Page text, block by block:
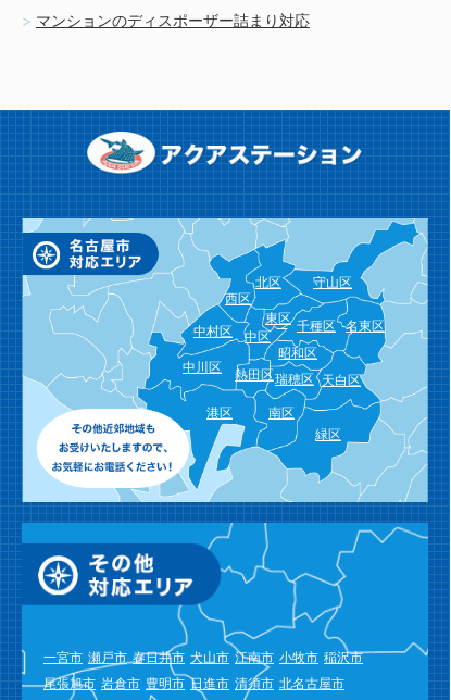
マンションのディスポーザー詰まり対応
北区
西区
守山区
東区 名東区
千種区
中区
中村区
昭和区
天白区
瑞穂区
熱田区
中川区
緑区
南区
港区
一宮市 瀬戸市 春日井市 犬山市 江南市 小牧市 稲沢市
尾張旭市 岩倉市 豊明市 日進市 清須市 北名古屋市